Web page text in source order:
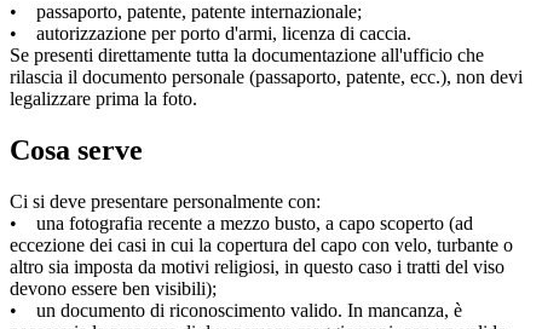
• passaporto, patente, patente internazionale;
• autorizzazione per porto d'armi, licenza di caccia.
Se presenti direttamente tutta la documentazione all'ufficio che
rilascia il documento personale (passaporto, patente, ecc.), non devi
legalizzare prima la foto.
Cosa serve
Ci si deve presentare personalmente con:
• una fotografia recente a mezzo busto, a capo scoperto (ad
eccezione dei casi in cui la copertura del capo con velo, turbante o
altro sia imposta da motivi religiosi, in questo caso i tratti del viso
devono essere ben visibili);
• un documento di riconoscimento valido. In mancanza, è